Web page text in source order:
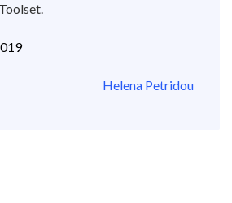
Helena Petridou